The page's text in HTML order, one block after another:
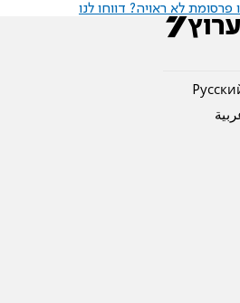
לא ראויה? דווחו לנו